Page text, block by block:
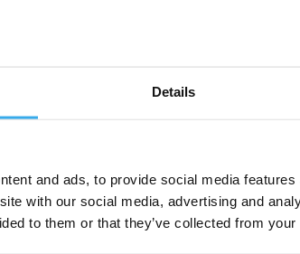
Details
and ads, to provide social media
with our social media, advertising and
to them or that they’ve collected from